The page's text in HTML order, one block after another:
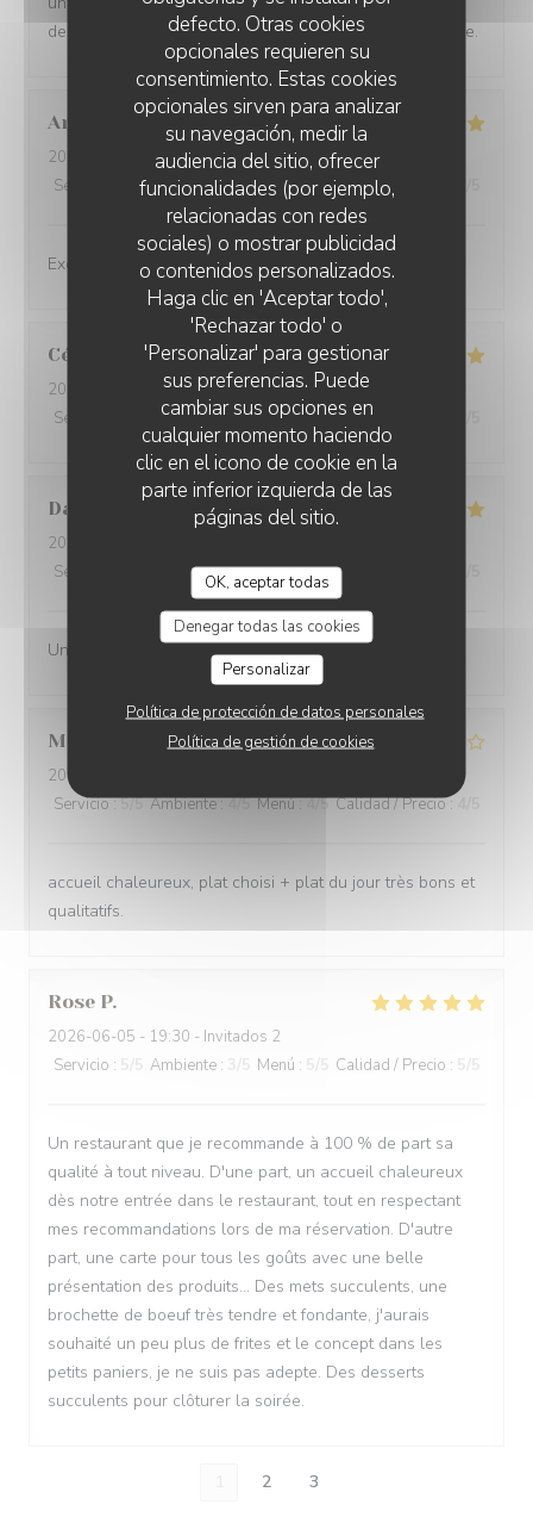
defecto. Otras cookies
opcionales requieren su
consentimiento. Estas cookies
opcionales sirven para analizar
su navegación, medir la
audiencia del sitio, ofrecer
funcionalidades (por ejemplo,
relacionadas con redes
sociales) o mostrar publicidad
o contenidos personalizados.
Haga clic en 'Aceptar todo',
'Rechazar todo' o
'Personalizar' para gestionar
sus preferencias. Puede
cambiar sus opciones en
cualquier momento haciendo
clic en el icono de cookie en la
parte inferior izquierda de las
páginas del sitio.
OK, aceptar todas
Denegar todas las cookies
Personalizar
Política de protección de datos personales
Política de gestión de cookies
desserts sont également délicieux. Merci à toute l'équipe.
Anne
2026-07-02
- 12:00 - Invitados 2
Servicio
/5 Ambiente: 5/5 Menú:5/5 Calidad / Precio
Excellent !!!!!!
Cécilie
2026-06-27
- 12:15 - Invitados 6
Servicio
Ambiente: 5/5 Menú: 5/5 Calidad / Precio
Daniel
2026-06-12
Servicio
Ambiente:5/5 Menú:5/5 Calidad / Precio
Une recherche constante de qualité et d’originalité
Martine
2026-06-11
Servicio:5/5 Ambiente:4/5 Menú:4/5 Calidad / Precio:
accueil chaleureux, plat choisi + plat du jour très bons et
qualitatifs.
Rose P
2026-06-05 - 19:30 - Invitados 2
Servicio : Ambiente : Menú : Calidad / Precio :
Un restaurant que je recommande à 100 % de part sa
qualité à tout niveau. D'une part, un accueil chaleureux
dès notre entrée dans le restaurant, tout en respectant
mes recommandations lors de ma réservation. D'autre
part, une carte pour tous les goûts avec une belle
présentation des produits... Des mets succulents, une
brochette de boeuf très tendre et fondante, j'aurais
souhaité un peu plus de frites et le concept dans les
petits paniers, je ne suis pas adepte. Des desserts
succulents pour clôturer la soirée.
2 3
L'ARDOISE